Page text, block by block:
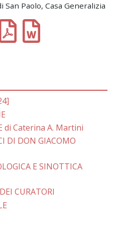
San Paolo, Casa Generalizia
di Caterina A. Martini
DI DON GIACOMO
E SINOTTICA
CURATORI